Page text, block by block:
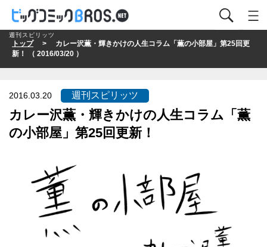
トップ> カレー沢薫・輝きかけの人生コラム「薫の小部屋」第25回更
新！ （ 2016/03/20 ）
週刊スピリッツ
2016.03.20
カレー沢薫・輝きかけの人生コラム「薫
の小部屋」第25回更新！
週刊スピリッツ